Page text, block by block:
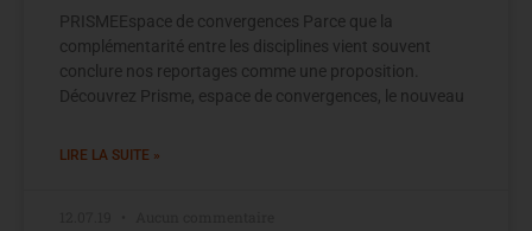
PRISMEEspace de convergences Parce que la
complémentarité entre les disciplines vient souvent
conclure nos reportages comme une proposition.
Découvrez Prisme, espace de convergences, le nouveau
LIRE LA SUITE »